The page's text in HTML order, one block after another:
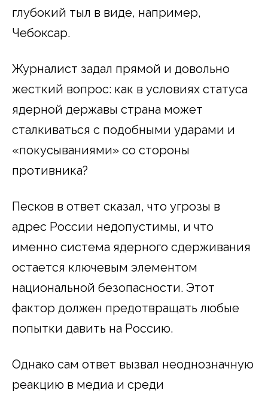
глубокий тыл в виде, например,
Чебоксар.
Журналист задал прямой и довольно
жесткий вопрос: как в условиях статуса
ядерной державы страна может
сталкиваться с подобными ударами и
«покусываниями» со стороны
противника?
Песков в ответ сказал, что угрозы в
адрес России недопустимы, и что
именно система ядерного сдерживания
остается ключевым элементом
национальной безопасности. Этот
фактор должен предотвращать любые
попытки давить на Россию.
Однако сам ответ вызвал неоднозначную
реакцию в медиа и среди